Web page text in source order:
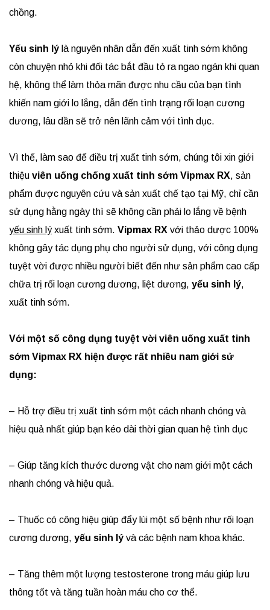
chồng.
Yếu sinh lý là nguyên nhân dẫn đến xuất tinh sớm không
còn chuyện nhỏ khi đối tác bắt đầu tỏ ra ngao ngán khi quan
hệ, không thể làm thỏa mãn được nhu cầu của bạn tình
khiến nam giới lo lắng, dẫn đến tình trạng rối loạn cương
dương, lâu dần sẽ trở nên lãnh cảm với tình dục.
Vì thế, làm sao để điều trị xuất tinh sớm, chúng tôi xin giới
thiệu viên uống chống xuất tinh sớm Vipmax RX, sản
phẩm được nguyên cứu và sản xuất chế tạo tại Mỹ, chỉ cần
sử dụng hằng ngày thì sẽ không cần phải lo lắng về bệnh
yếu sinh lýxuất tinh sớm. Vipmax RX với thảo dược 100%
không gây tác dụng phụ cho người sử dụng, với công dụng
tuyệt vời được nhiều người biết đến như sản phẩm cao cấp
chữa trị rối loạn cương dương, liệt dương, yếu sinh lý,
xuất tinh sớm.
Với một số công dụng tuyệt vời viên uống xuất tinh
sớm Vipmax RX hiện được rất nhiều nam giới sử
dụng:
– Hỗ trợ điều trị xuất tinh sớm một cách nhanh chóng và
hiệu quả nhất giúp bạn kéo dài thời gian quan hệ tình dục
– Giúp tăng kích thước dương vật cho nam giới một cách
nhanh chóng và hiệu quả.
– Thuốc có công hiệu giúp đẩy lùi một số bệnh như rối loạn
cương dương, yếu sinh lý và các bệnh nam khoa khác.
– Tăng thêm một lượng testosterone trong máu giúp lưu
thông tốt và tăng tuần hoàn máu cho cơ thể.